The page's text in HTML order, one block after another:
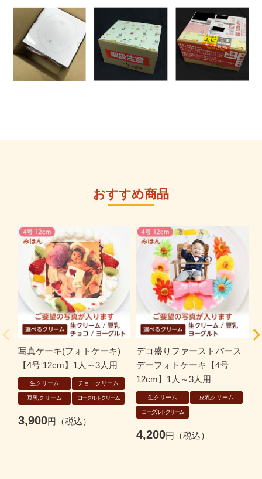
おすすめ商品
写真ケーキ(フォトケーキ)
【4号 12cm】1人～3人用
生クリーム チョコクリーム
豆乳クリーム ヨーグルトクリーム
3,900
デコ盛りファーストバース
デーフォトケーキ【4号
12cm】1人～3人用
生クリーム 豆乳クリーム
ヨーグルトクリーム
4,200